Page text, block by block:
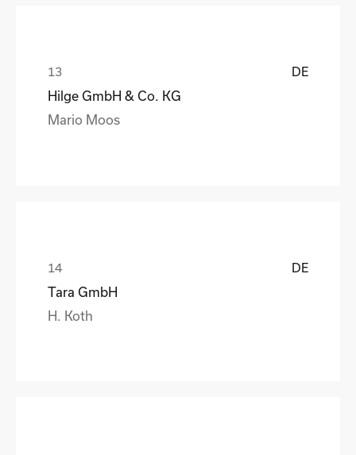
DE
Hilge GmbH & Co. KG
Mario Moos
DE
Tara GmbH
H. Koth